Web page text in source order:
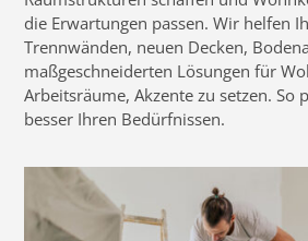
die Erwartungen passen. Wir helfen
Trennwänden, neuen Decken,
maßgeschneiderten Lösungen für
Arbeitsräume, Akzente zu setzen. So
besser Ihren Bedürfnissen.